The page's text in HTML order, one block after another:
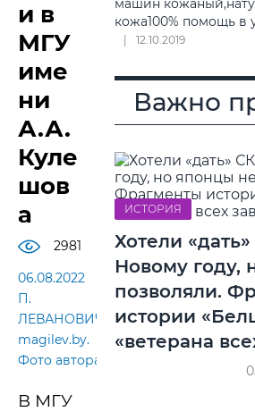
и в
МГУ
име
ни
А.А.
Куле
шов
а
2981
06.08.2022
П.
ЛЕВАНОВИЧ,
magilev.by.
Фото автора
В МГУ
машин
кожа100% помощь в
12.10.2019
Важно
ИСТОРИЯ
Хотели
Новому году,
позволяли.
истории
«ветерана